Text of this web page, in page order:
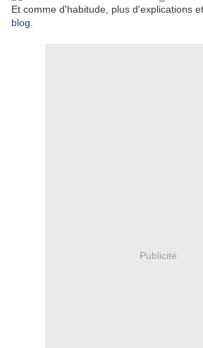
Et comme d'habitude, plus d'explications
blog.
Publicité